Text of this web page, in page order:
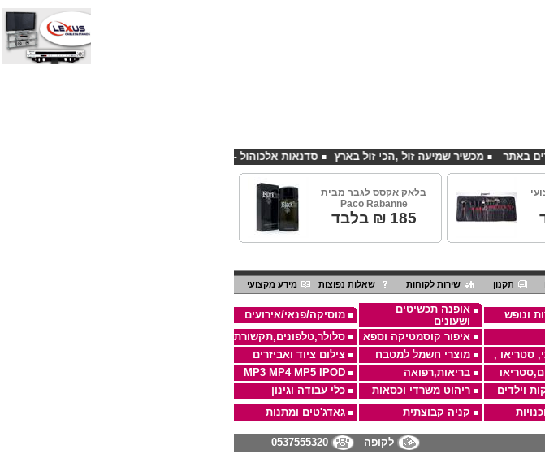
סדנאות אלכוהול - ערב גיבוש לחברות מכשיר שמיעה זול ,הכי זול בארץ
בלאק אקסס לגבר מבית
Paco Rabanne
185 ₪ בלבד
תקנון שירות לקוחות שאלות נפוצות מידע מקצועי
ונופש
אופנה תכשיטים
ושעונים
מוסיקה/פנאי/אירועים
איפור קוסמטיקה וספא
סלולר,טלפונים,תקשורת
סטריאו , מוצרי חשמל למטבח
צילום ציוד ואביזרים
בריאות,רפואה
MP3 MP4 MP5 IPOD
וילדים ריהוט משרדי וכסאות
כלי עבודה וגינון
קניה קבוצתית גאדג'טים ומתנות
לקופה 0537555320